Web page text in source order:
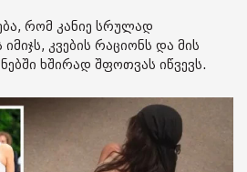
რომ კანიე სრულად
კვების რაციონს და მის
ხშირად შფოთვას იწვევს.